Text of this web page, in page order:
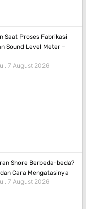
Saat Proses Fabrikasi
Sound Level Meter –
7 August 2026
Shore Berbeda-beda?
Cara Mengatasinya
7 August 2026